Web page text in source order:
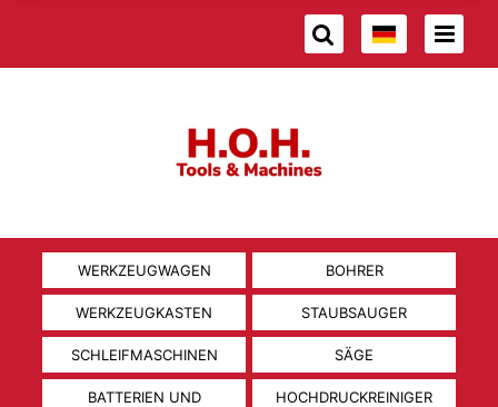
WERKZEUGWAGEN BOHRER
WERKZEUGKASTEN STAUBSAUGER
SCHLEIFMASCHINEN SÄGE
BATTERIEN UND
HOCHDRUCKREINIGER